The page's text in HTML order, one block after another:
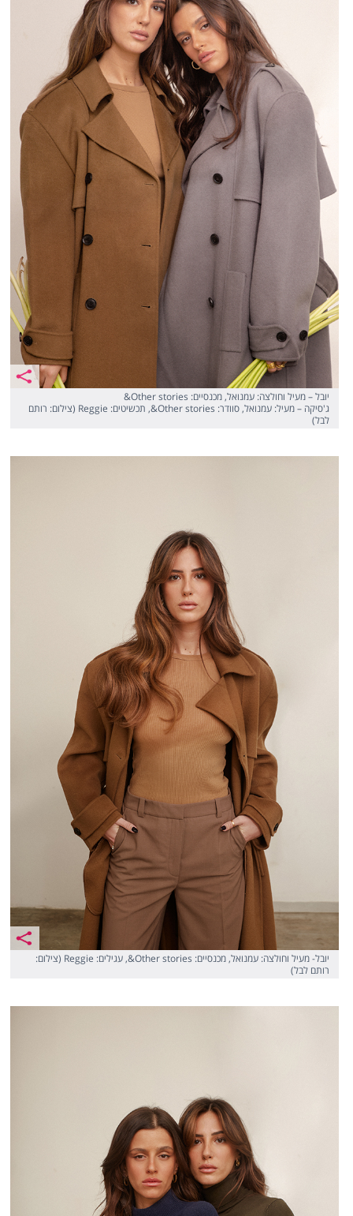
יובל – מעיל וחולצה: עמנואל, מכנסיים: Other stories&
ג'סיקה – מעיל: עמנואל, סוודר: Other stories&, תכשיטים: Reggie (צילום: רותם
לבל)
יובל- מעיל וחולצה: עמנואל, מכנסיים: Other stories&, עגילים: Reggie (צילום:
רותם לבל)